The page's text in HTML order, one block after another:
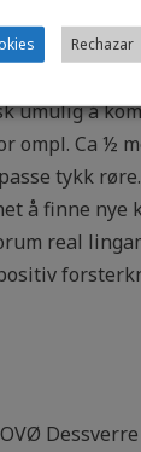
og tungt
Trondheim.
å bruke
umulig å
Ca ½
tykk
å finne nye
real
Rechazar